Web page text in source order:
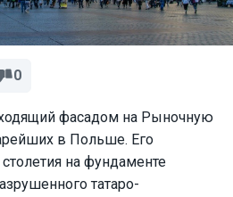
0
фасадом на Рыночную
в Польше. Его
на фундаменте
татаро-